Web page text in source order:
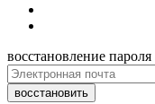
восстановление пароля
восстановить